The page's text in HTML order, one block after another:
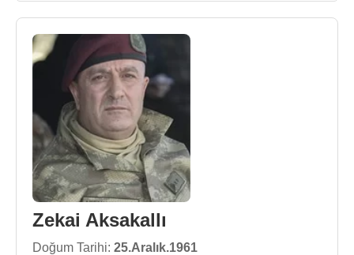
Zekai Aksakallı
Doğum Tarihi: 25.Aralık.1961